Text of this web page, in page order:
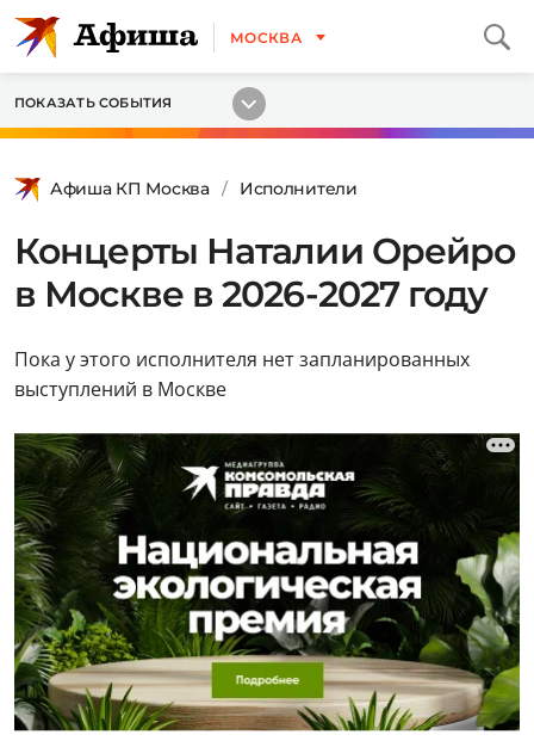
МОСКВА
ПОКАЗАТЬ СОБЫТИЯ
Афиша КП Москва Исполнители
Концерты Наталии Орейро
в Москве в 2026-2027 году
Пока у этого исполнителя нет запланированных
выступлений в Москве